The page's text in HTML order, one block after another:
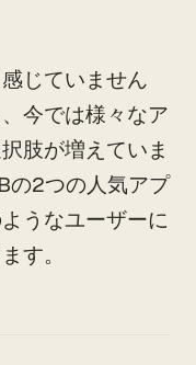
じていません
今では様々なア
肢が増えていま
の2つの人気アプ
うなユーザーに
す。